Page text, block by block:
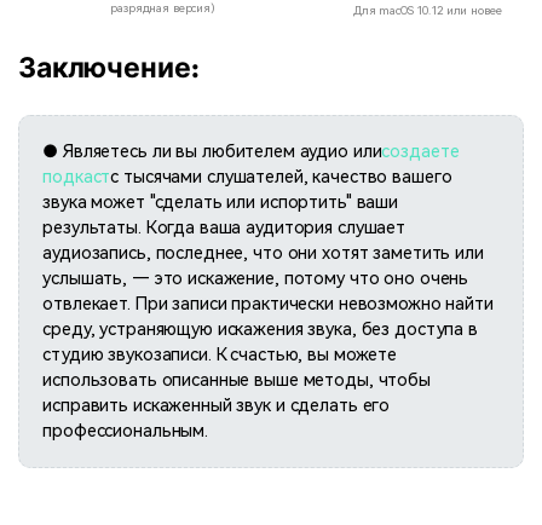
разрядная версия)
Для macOS 10.12 или новее
Заключение:
● Являетесь ли вы любителем аудио илисоздаете
подкастс тысячами слушателей, качество вашего
звука может "сделать или испортить" ваши
результаты. Когда ваша аудитория слушает
аудиозапись, последнее, что они хотят заметить или
услышать, — это искажение, потому что оно очень
отвлекает. При записи практически невозможно найти
среду, устраняющую искажения звука, без доступа в
студию звукозаписи. К счастью, вы можете
использовать описанные выше методы, чтобы
исправить искаженный звук и сделать его
профессиональным.